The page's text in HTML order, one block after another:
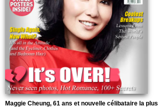
Maggie Cheung, 61 ans et nouvelle célibataire la plus